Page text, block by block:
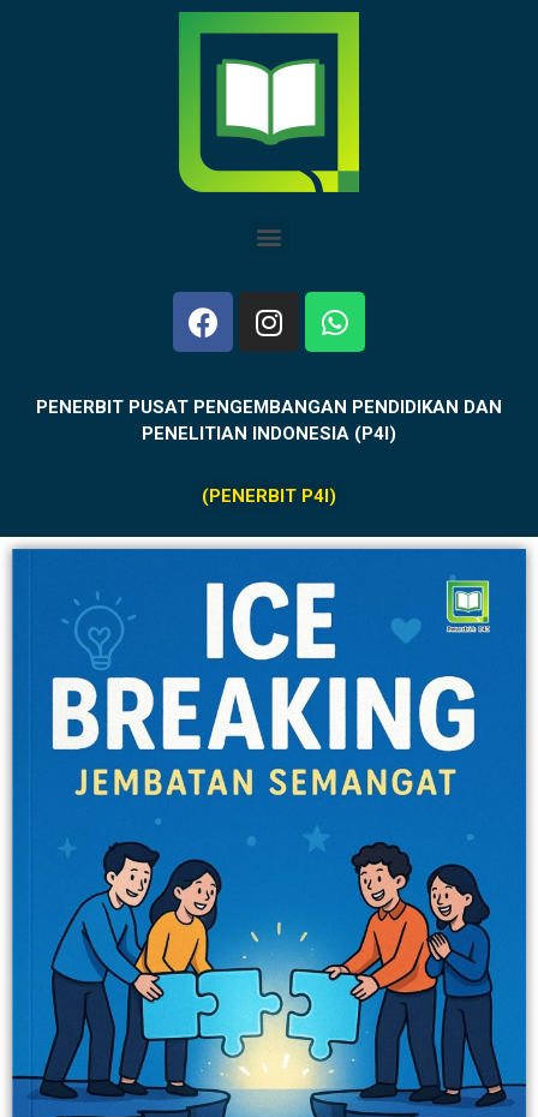
PENERBIT PUSAT PENGEMBANGAN PENDIDIKAN DAN
PENELITIAN INDONESIA (P4I)
(PENERBIT P4I)